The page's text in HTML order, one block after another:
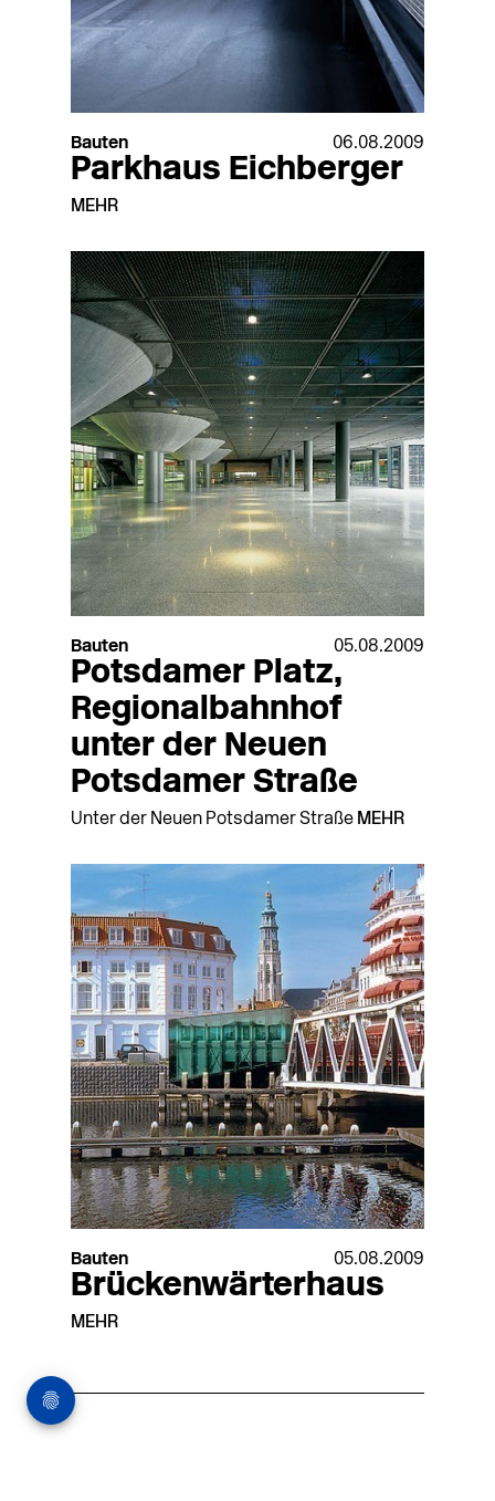
Bauten 06.08.2009
Parkhaus Eichberger
MEHR
Bauten 05.08.2009
Potsdamer Platz,
Regionalbahnhof
unter der Neuen
Potsdamer Straße
Unter der Neuen Potsdamer Straße MEHR
Bauten 05.08.2009
Brückenwärterhaus
MEHR